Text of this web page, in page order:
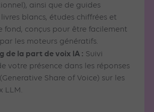
ainsi que de guides
livres blancs, études chiffrées et
fond, conçus pour être facilement
les moteurs génératifs.
de la part de voix IA : Suivi
votre présence dans les réponses
Share of Voice) sur les
LLM.